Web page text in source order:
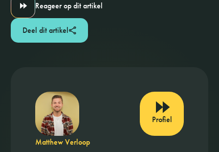
Reageer op dit artikel
Deel dit artikel
Matthew Verloop
Profiel